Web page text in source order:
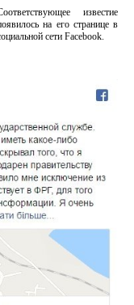
известие
на его странице в
сети Facebook.